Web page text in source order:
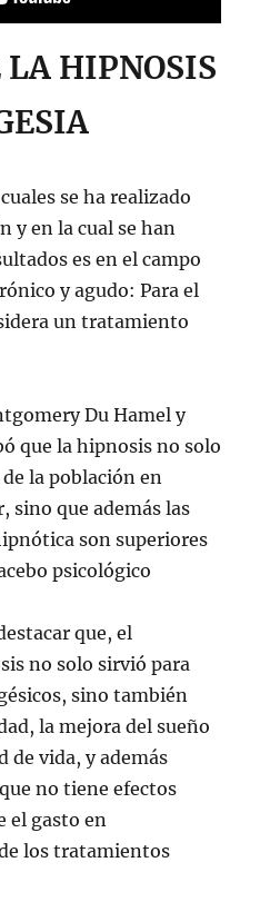
LA HIPNOSIS
se ha realizado
y en la cual se han
es en el campo
y agudo: Para el
un tratamiento
Du Hamel y
que la hipnosis no solo
la población en
sino que además las
son superiores
psicológico
que, el
no solo sirvió para
sino también
la mejora del sueño
de vida, y además
no tiene efectos
el gasto en
los tratamientos